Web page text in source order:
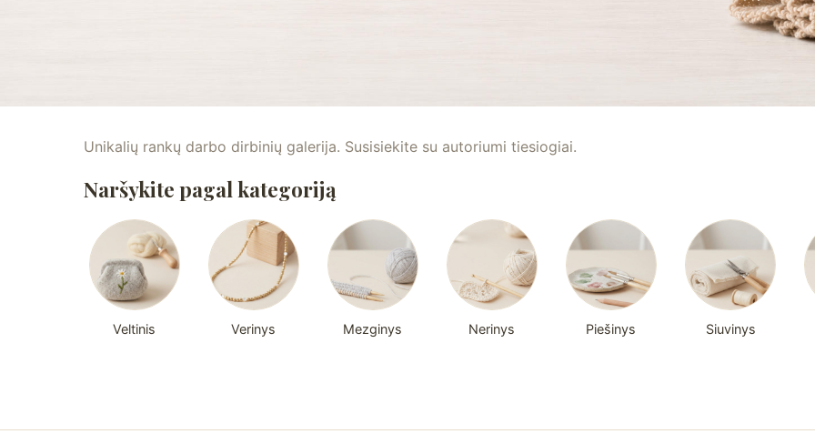
Unikalių rankų darbo dirbinių galerija. Susisiekite su autoriumi tiesiogiai.
Naršykite pagal kategoriją
Veltinis Verinys Mezginys Nerinys Piešinys Siuvinys